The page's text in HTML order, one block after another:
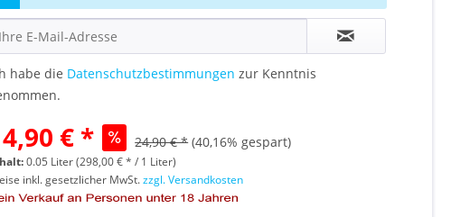
habe die Datenschutzbestimmungen zur Kenntnis
€ * 24,90 € * (40,16% gespart)
0.05 Liter (298,00 € * / 1 Liter)
inkl. gesetzlicher MwSt.zzgl. Versandkosten